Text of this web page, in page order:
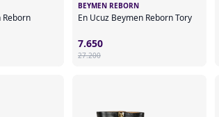
Reborn
BEYMEN REBORN
En Ucuz Beymen Reborn Tory
7.650
27.200